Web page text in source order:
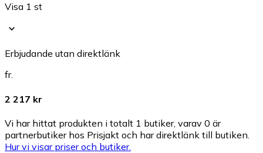
Visa 1 st
Erbjudande utan direktlänk
fr.
2 217 kr
Vi har hittat produkten i totalt 1 butiker, varav 0 är
partnerbutiker hos Prisjakt och har direktlänk till butiken.
Hur vi visar priser och butiker.